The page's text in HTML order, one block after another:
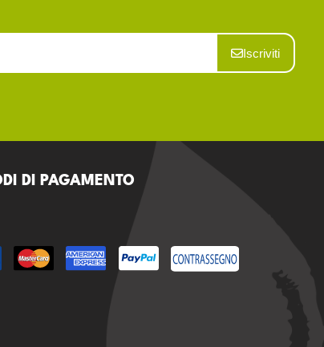
Iscriviti
DI PAGAMENTO